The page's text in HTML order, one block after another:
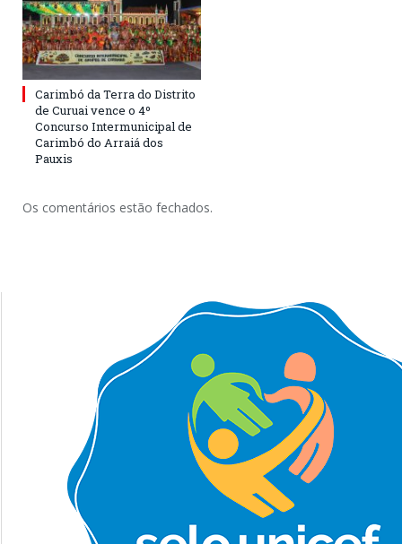
Carimbó da Terra do Distrito
de Curuai vence o 4º
Concurso Intermunicipal de
Carimbó do Arraiá dos
Pauxis
Os comentários estão fechados.